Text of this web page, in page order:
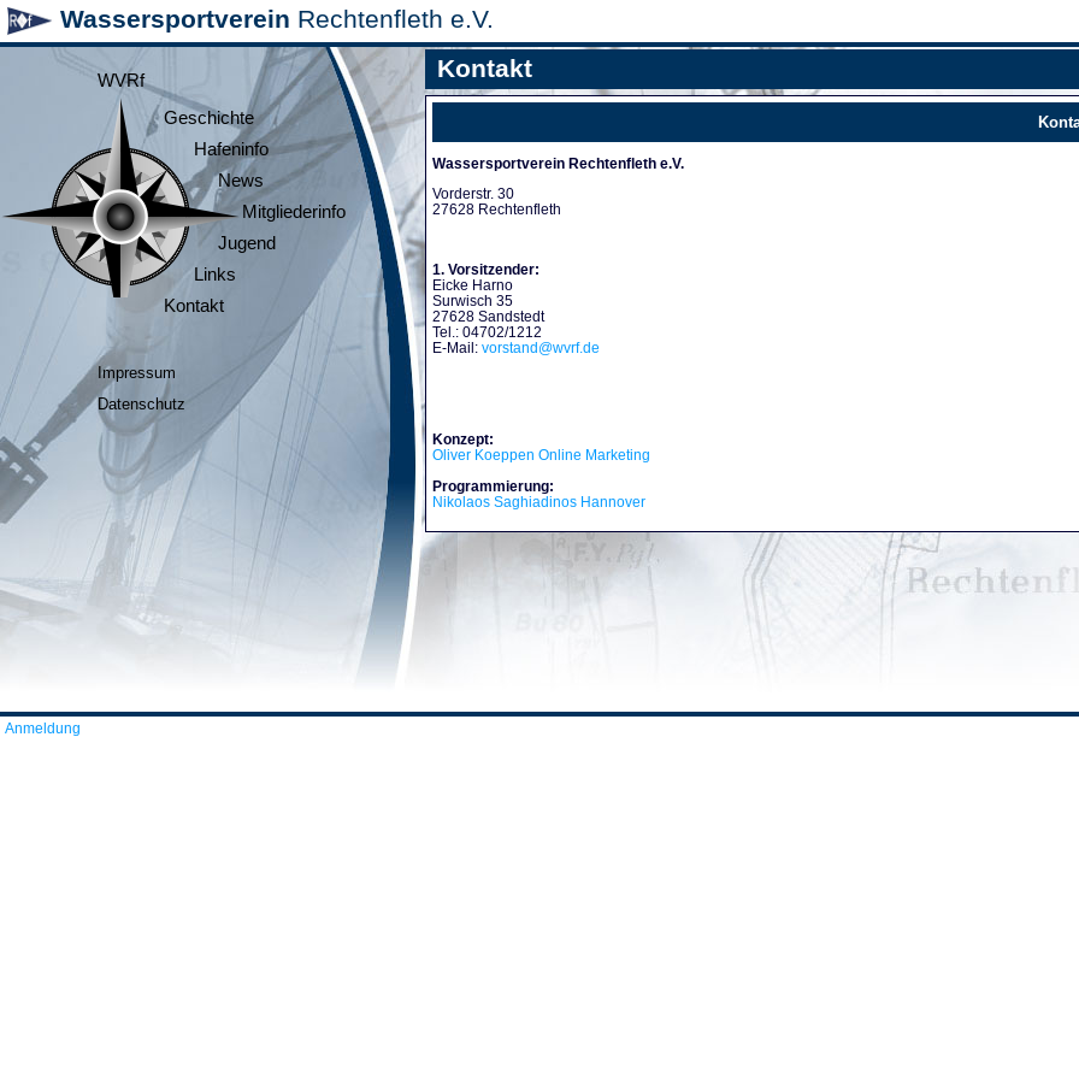
Wassersportverein Rechtenfleth e.V.
WVRf
Geschichte
Hafeninfo
News
Mitgliederinfo
Jugend
Links
Kontakt
Impressum
Datenschutz
Kontakt
Wassersportverein Rechtenfleth e.V.
Vorderstr. 30
27628 Rechtenfleth
1. Vorsitzender:
Eicke Harno
Surwisch 35
27628 Sandstedt
Tel.: 04702/1212
E-Mail: vorstand@wvrf.de
Konzept:
Oliver Koeppen Online Marketing
Programmierung:
Nikolaos Saghiadinos Hannover
Anmeldung